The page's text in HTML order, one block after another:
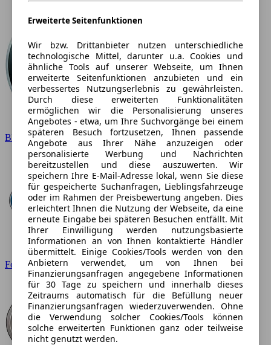
BMW
Ford
Erweiterte Seitenfunktionen
Wir bzw. Drittanbieter nutzen unterschiedliche
technologische Mittel, darunter u.a. Cookies und
ähnliche Tools auf unserer Webseite, um Ihnen
erweiterte Seitenfunktionen anzubieten und ein
verbessertes Nutzungserlebnis zu gewährleisten.
Durch diese erweiterten Funktionalitäten
ermöglichen wir die Personalisierung unseres
Angebotes - etwa, um Ihre Suchvorgänge bei einem
späteren Besuch fortzusetzen, Ihnen passende
Angebote aus Ihrer Nähe anzuzeigen oder
personalisierte Werbung und Nachrichten
bereitzustellen und diese auszuwerten. Wir
speichern Ihre E-Mail-Adresse lokal, wenn Sie diese
für gespeicherte Suchanfragen, Lieblingsfahrzeuge
oder im Rahmen der Preisbewertung angeben. Dies
erleichtert Ihnen die Nutzung der Webseite, da eine
erneute Eingabe bei späteren Besuchen entfällt. Mit
Ihrer Einwilligung werden nutzungsbasierte
Informationen an von Ihnen kontaktierte Händler
übermittelt. Einige Cookies/Tools werden von den
Anbietern verwendet, um von Ihnen bei
Finanzierungsanfragen angegebene Informationen
für 30 Tage zu speichern und innerhalb dieses
Zeitraums automatisch für die Befüllung neuer
Finanzierungsanfragen wiederzuverwenden. Ohne
die Verwendung solcher Cookies/Tools können
solche erweiterten Funktionen ganz oder teilweise
nicht genutzt werden.